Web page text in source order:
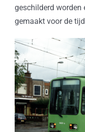
geschilderd worden
gemaakt voor de